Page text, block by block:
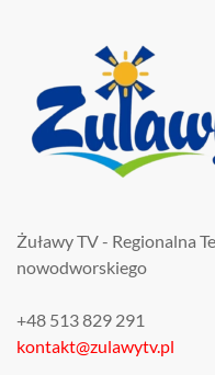
Żuławy TV - Regionalna
nowodworskiego
+48 513 829 291
kontakt@zulawytv.pl